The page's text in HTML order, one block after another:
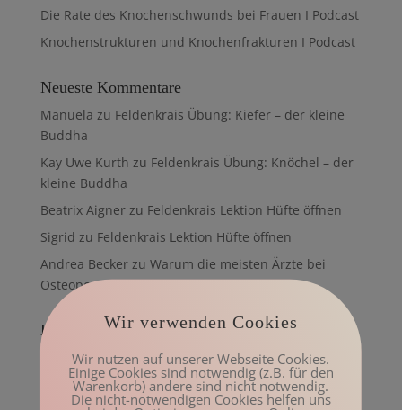
Die Rate des Knochenschwunds bei Frauen I Podcast
Knochenstrukturen und Knochenfrakturen I Podcast
Neueste Kommentare
Manuela zu Feldenkrais Übung: Kiefer – der kleine
Buddha
Kay Uwe Kurth zu Feldenkrais Übung: Knöchel – der
kleine Buddha
Beatrix Aignerzu Feldenkrais Lektion Hüfte öffnen
Sigrid zu Feldenkrais Lektion Hüfte öffnen
Andrea Beckerzu Warum die meisten Ärzte bei
Osteoporose falsch liegen
Beliebte Beiträge
Movement Intelligence –
Bewegungsintelligenz
Wir verwenden Cookies
Wir nutzen auf unserer Webseite Cookies.
Einige Cookies sind notwendig (z.B. für den
Warenkorb) andere sind nicht notwendig.
Die nicht-notwendigen Cookies helfen uns